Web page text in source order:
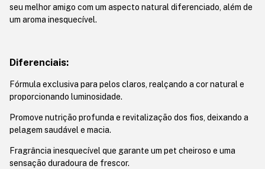
seu melhor amigo com um aspecto natural diferenciado, além de
um aroma inesquecível.
Diferenciais:
Fórmula exclusiva para pelos claros, realçando a cor natural e
proporcionando luminosidade.
Promove nutrição profunda e revitalização dos fios, deixando a
pelagem saudável e macia.
Fragrância inesquecível que garante um pet cheiroso e uma
sensação duradoura de frescor.